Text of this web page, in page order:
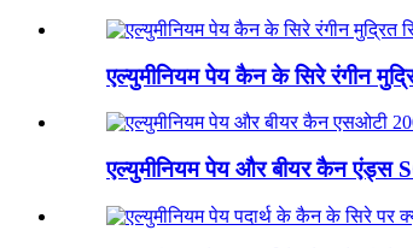
एल्युमीनियम पेय कैन के सिरे रंगीन
एल्युमीनियम पेय और बीयर कैन एंड्स